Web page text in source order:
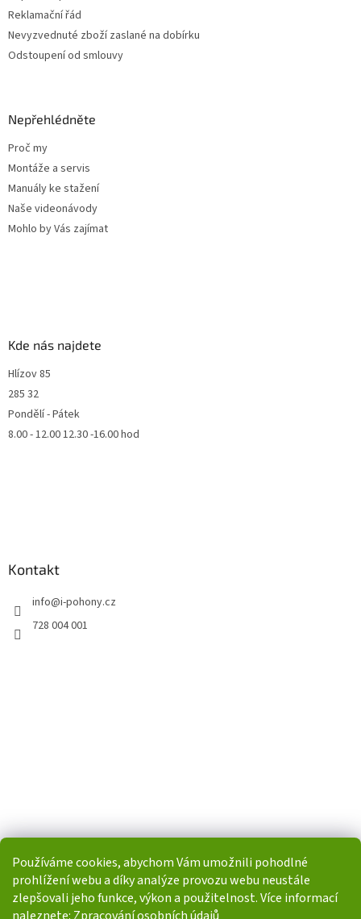
Používáme cookies, abychom Vám umožnili pohodlné
prohlížení webu a díky analýze provozu webu neustále
zlepšovali jeho funkce, výkon a použitelnost. Více informací
Reklamační řád
Nevyzvednuté zboží zaslané na dobírku
Odstoupení od smlouvy
Nepřehlédněte
Proč my
Montáže a servis
Manuály ke stažení
Naše videonávody
Mohlo by Vás zajímat
Kde nás najdete
Hlízov 85
285 32
Pondělí - Pátek
8.00 - 12.00 12.30 -16.00 hod
Kontakt
info@i-pohony.cz
728 004 001